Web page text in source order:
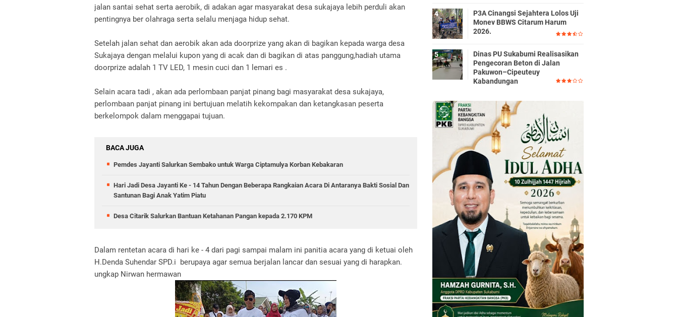
jalan santai sehat serta aerobik, di adakan agar masyarakat desa sukajaya lebih perduli akan
pentingnya ber olahraga serta selalu menjaga hidup sehat.
Setelah jalan sehat dan aerobik akan ada doorprize yang akan di bagikan kepada warga desa
Sukajaya dengan melalui kupon yang di acak dan di bagikan di atas panggung,hadiah utama
doorprize adalah 1 TV LED, 1 mesin cuci dan 1 lemari es .
Selain acara tadi , akan ada perlombaan panjat pinang bagi masyarakat desa sukajaya,
perlombaan panjat pinang ini bertujuan melatih kekompakan dan ketangkasan peserta
berkelompok dalam menggapai tujuan.
BACA JUGA
Pemdes Jayanti Salurkan Sembako untuk Warga Ciptamulya Korban Kebakaran
Hari Jadi Desa Jayanti Ke - 14 Tahun Dengan Beberapa Rangkaian Acara Di Antaranya Bakti Sosial Dan
Santunan Bagi Anak Yatim Piatu
Desa Citarik Salurkan Bantuan Ketahanan Pangan kepada 2.170 KPM
Dalam rentetan acara di hari ke - 4 dari pagi sampai malam ini panitia acara yang di ketuai oleh
H.Denda Suhendar SPD.i berupaya agar semua berjalan lancar dan sesuai yang di harapkan.
ungkap Nirwan hermawan
P3A Cinangsi Sejahtera Lolos Uji
Monev BBWS Citarum Harum
2026.
Dinas PU Sukabumi Realisasikan
Pengecoran Beton di Jalan
Pakuwon–Cipeuteuy
Kabandungan